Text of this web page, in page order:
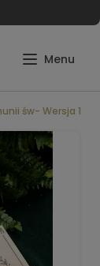
św- Wersja 1